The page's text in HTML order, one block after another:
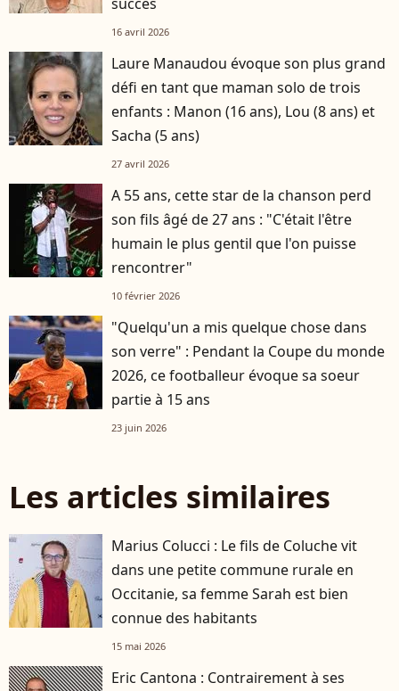
succès
16 avril 2026
Laure Manaudou évoque son plus grand
défi en tant que maman solo de trois
enfants : Manon (16 ans), Lou (8 ans) et
Sacha (5 ans)
27 avril 2026
A 55 ans, cette star de la chanson perd
son fils âgé de 27 ans : "C'était l'être
humain le plus gentil que l'on puisse
rencontrer"
10 février 2026
"Quelqu'un a mis quelque chose dans
son verre" : Pendant la Coupe du monde
2026, ce footballeur évoque sa soeur
partie à 15 ans
23 juin 2026
Les articles similaires
Marius Colucci : Le fils de Coluche vit
dans une petite commune rurale en
Occitanie, sa femme Sarah est bien
connue des habitants
15 mai 2026
Eric Cantona : Contrairement à ses